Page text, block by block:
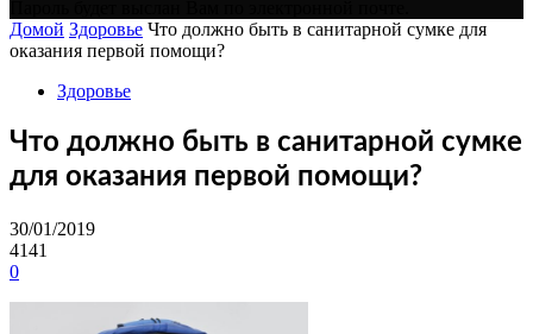
Домой Здоровье Что должно быть в санитарной сумке для
оказания первой помощи?
Здоровье
Что должно быть в санитарной сумке
для оказания первой помощи?
30/01/2019
4141
0